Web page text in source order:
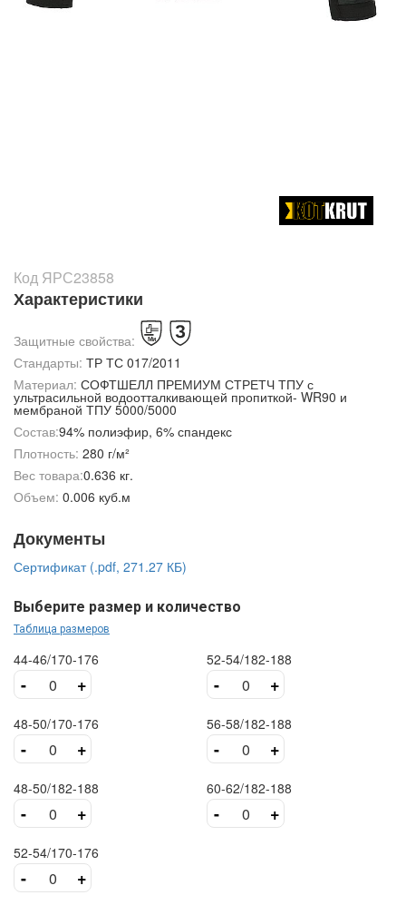
Код ЯРС23858
Характеристики
Защитные свойства:
Стандарты: ТР ТС 017/2011
Материал: СОФТШЕЛЛ ПРЕМИУМ СТРЕТЧ ТПУ с
ультрасильной водоотталкивающей пропиткой- WR90 и
мембраной ТПУ 5000/5000
Состав:94% полиэфир, 6% спандекс
Плотность: 280 г/м²
Вес товара:0.636 кг.
Объем: 0.006 куб.м
Документы
Сертификат (.pdf, 271.27 КБ)
Выберите размер и количество
Таблица размеров
44-46/170-176
- +
48-50/170-176
- +
48-50/182-188
- +
52-54/170-176
- +
52-54/182-188
- +
56-58/182-188
- +
60-62/182-188
- +